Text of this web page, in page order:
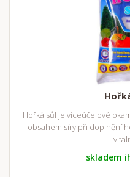
Hořká sůl je víceúčelové
obsahem síry při doplnění
skladem